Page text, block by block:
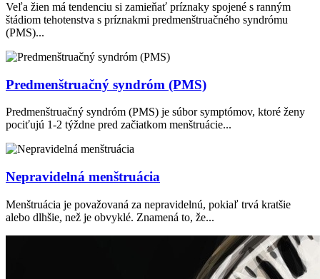
Veľa žien má tendenciu si zamieňať príznaky spojené s ranným
štádiom tehotenstva s príznakmi predmenštruačného syndrómu
(PMS)...
Predmenštruačný syndróm (PMS)
Predmenštruačný syndróm (PMS) je súbor symptómov, ktoré ženy
pociťujú 1-2 týždne pred začiatkom menštruácie...
Nepravidelná menštruácia
Menštruácia je považovaná za nepravidelnú, pokiaľ trvá kratšie
alebo dlhšie, než je obvyklé. Znamená to, že...